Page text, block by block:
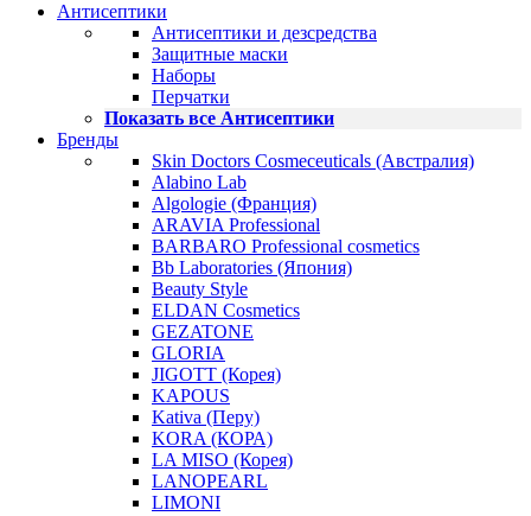
Антисептики
Антисептики и дезсредства
Защитные маски
Наборы
Перчатки
Показать все Антисептики
Бренды
Skin Doctors Cosmeceuticals (Австралия)
Alabino Lab
Algologie (Франция)
ARAVIA Professional
BARBARO Professional cosmetics
Bb Laboratories (Япония)
Beauty Style
ELDAN Cosmetics
GEZATONE
GLORIA
JIGOTT (Корея)
KAPOUS
Kativa (Перу)
KORA (КОРА)
LA MISO (Корея)
LANOPEARL
LIMONI